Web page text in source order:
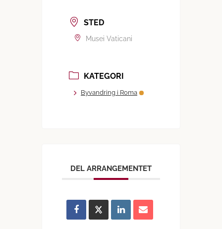
STED
Musei Vaticani
KATEGORI
Byvandring i Roma
DEL ARRANGEMENTET